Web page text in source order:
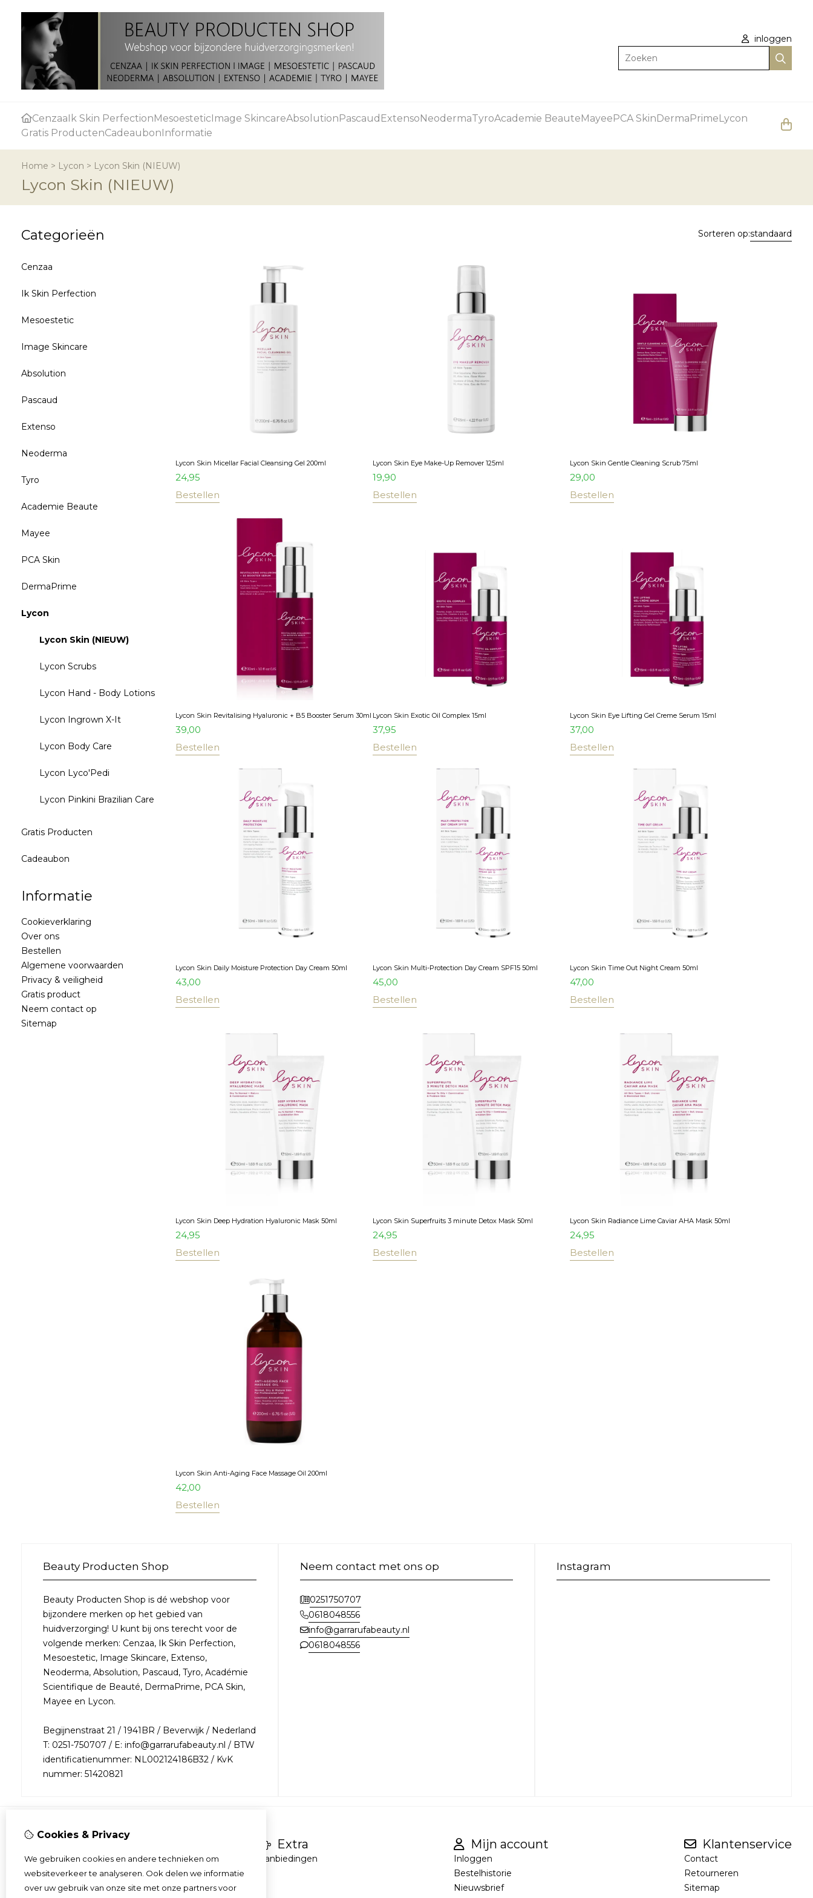
inloggen
Zoeken
CenzaaIk Skin PerfectionMesoesteticImage SkincareAbsolutionPascaud ExtensoNeodermaTyroAcademie BeauteMayeePCA SkinDermaPrimeLycon
Gratis ProductenCadeaubonInformatie
Home > Lycon > Lycon Skin (NIEUW)
Lycon Skin (NIEUW)
Categorieën
Cenzaa
Ik Skin Perfection
Mesoestetic
Image Skincare
Absolution
Pascaud
Extenso
Neoderma
Tyro
Academie Beaute
Mayee
PCA Skin
DermaPrime
Lycon
Lycon Skin (NIEUW)
Lycon Scrubs
Lycon Hand - Body Lotions
Lycon Ingrown X-It
Lycon Body Care
Lycon Lyco'Pedi
Lycon Pinkini Brazilian Care
Gratis Producten
Cadeaubon
Informatie
Cookieverklaring
Over ons
Bestellen
Algemene voorwaarden
Privacy & veiligheid
Gratis product
Neem contact op
Sitemap
Sorteren op:standaard
Lycon Skin Micellar Facial Cleansing Gel 200ml
24,95
Bestellen
Lycon Skin Eye Make-Up Remover 125ml
19,90
Bestellen
Lycon Skin Gentle Cleaning Scrub 75ml
29,00
Bestellen
Lycon Skin Revitalising Hyaluronic + B5 Booster Serum 30ml
39,00
Bestellen
Lycon Skin Exotic Oil Complex 15ml
37,95
Bestellen
Lycon Skin Eye Lifting Gel Creme Serum 15ml
37,00
Bestellen
Lycon Skin Daily Moisture Protection Day Cream 50ml
43,00
Bestellen
Lycon Skin Multi-Protection Day Cream SPF15 50ml
45,00
Bestellen
Lycon Skin Time Out Night Cream 50ml
47,00
Bestellen
Lycon Skin Deep Hydration Hyaluronic Mask 50ml
24,95
Bestellen
Lycon Skin Superfruits 3 minute Detox Mask 50ml
24,95
Bestellen
Lycon Skin Radiance Lime Caviar AHA Mask 50ml
24,95
Bestellen
Lycon Skin Anti-Aging Face Massage Oil 200ml
42,00
Bestellen
Beauty Producten Shop
Beauty Producten Shop is dé webshop voor
bijzondere merken op het gebied van
huidverzorging! U kunt bij ons terecht voor de
volgende merken: Cenzaa, Ik Skin Perfection,
Mesoestetic, Image Skincare, Extenso,
Neoderma, Absolution, Pascaud, Tyro, Académie
Scientifique de Beauté, DermaPrime, PCA Skin,
Mayee en Lycon.
Begijnenstraat 21 / 1941BR / Beverwijk / Nederland
T: 0251-750707 / E: info@garrarufabeauty.nl / BTW
identificatienummer: NL002124186B32 / KvK
nummer: 51420821
Neem contact met ons op
0251750707
0618048556
info@garrarufabeauty.nl
0618048556
Instagram
Over ons
Bestellen
Algemene voorwaarden
Extra
Aanbiedingen
Mijn account
Inloggen
Bestelhistorie
Nieuwsbrief
Klantenservice
Contact
Retourneren
Sitemap
Cookies & Privacy
We gebruiken cookies en andere technieken om
websiteverkeer te analyseren. Ook delen we informatie
over uw gebruik van onze site met onze partners voor